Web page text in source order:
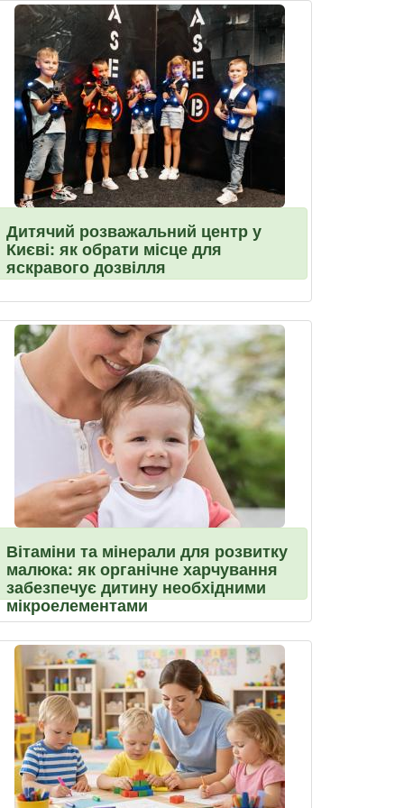
Дитячий розважальний центр у
Києві: як обрати місце для
яскравого дозвілля
Вітаміни та мінерали для розвитку
малюка: як органічне харчування
забезпечує дитину необхідними
мікроелементами